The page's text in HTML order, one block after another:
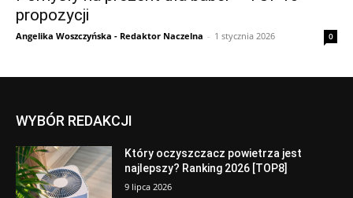
propozycji
Angelika Woszczyńska - Redaktor Naczelna - 1 stycznia 2026 0
WYBÓR REDAKCJI
Który oczyszczacz powietrza jest
najlepszy? Ranking 2026 [TOP8]
9 lipca 2026